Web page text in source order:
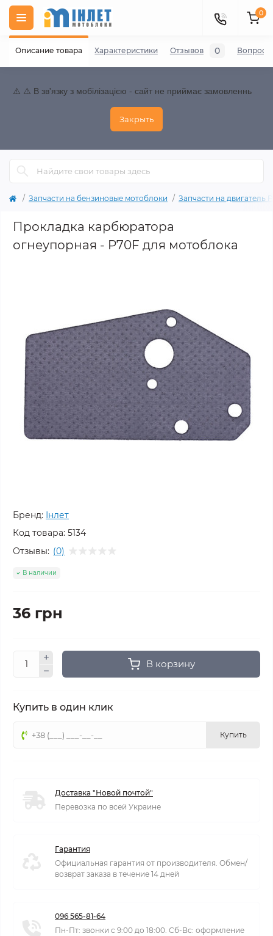
⚠️ ⚠️ В зв'язку з мобілізацією - сайт не приймає замовленнь
Закрыть
0
Запчасти на бензиновые мотоблоки Запчасти на двигатель
Прокладка карбюратора
огнеупорная - P70F для мотоблока
Бренд: Інлет
Код товара: 5134
Отзывы: (0)
В наличии
36 грн
В корзину
Купить в один клик
Купить
Доставка "Новой почтой"
Перевозка по всей Украине
Гарантия
Официальная гарантия от производителя. Обмен/
возврат заказа в течение 14 дней
096 565-81-64
Пн-Пт: звонки с 9:00 до 18:00. Сб-Вс: оформление
Описание товара Характеристики Отзывов 0 Вопросы